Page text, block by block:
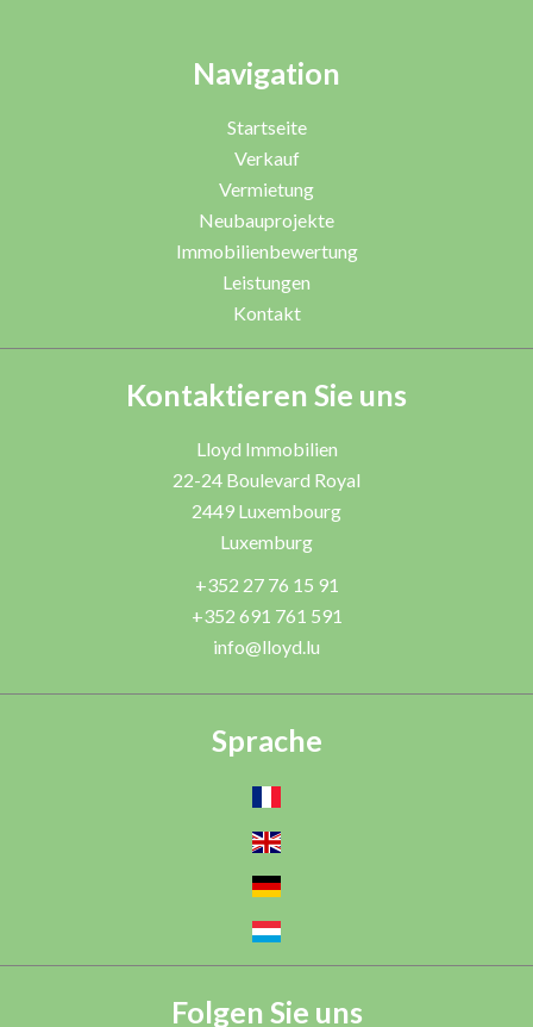
Navigation
Startseite
Verkauf
Vermietung
Neubauprojekte
Immobilienbewertung
Leistungen
Kontakt
Kontaktieren Sie uns
Lloyd Immobilien
22-24 Boulevard Royal
2449 Luxembourg
Luxemburg
+352 27 76 15 91
+352 691 761 591
info@lloyd.lu
Sprache
Folgen Sie uns